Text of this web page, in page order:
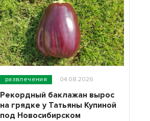
развлечения 04.08.2026
Рекордный баклажан вырос
на грядке у Татьяны Купиной
под Новосибирском